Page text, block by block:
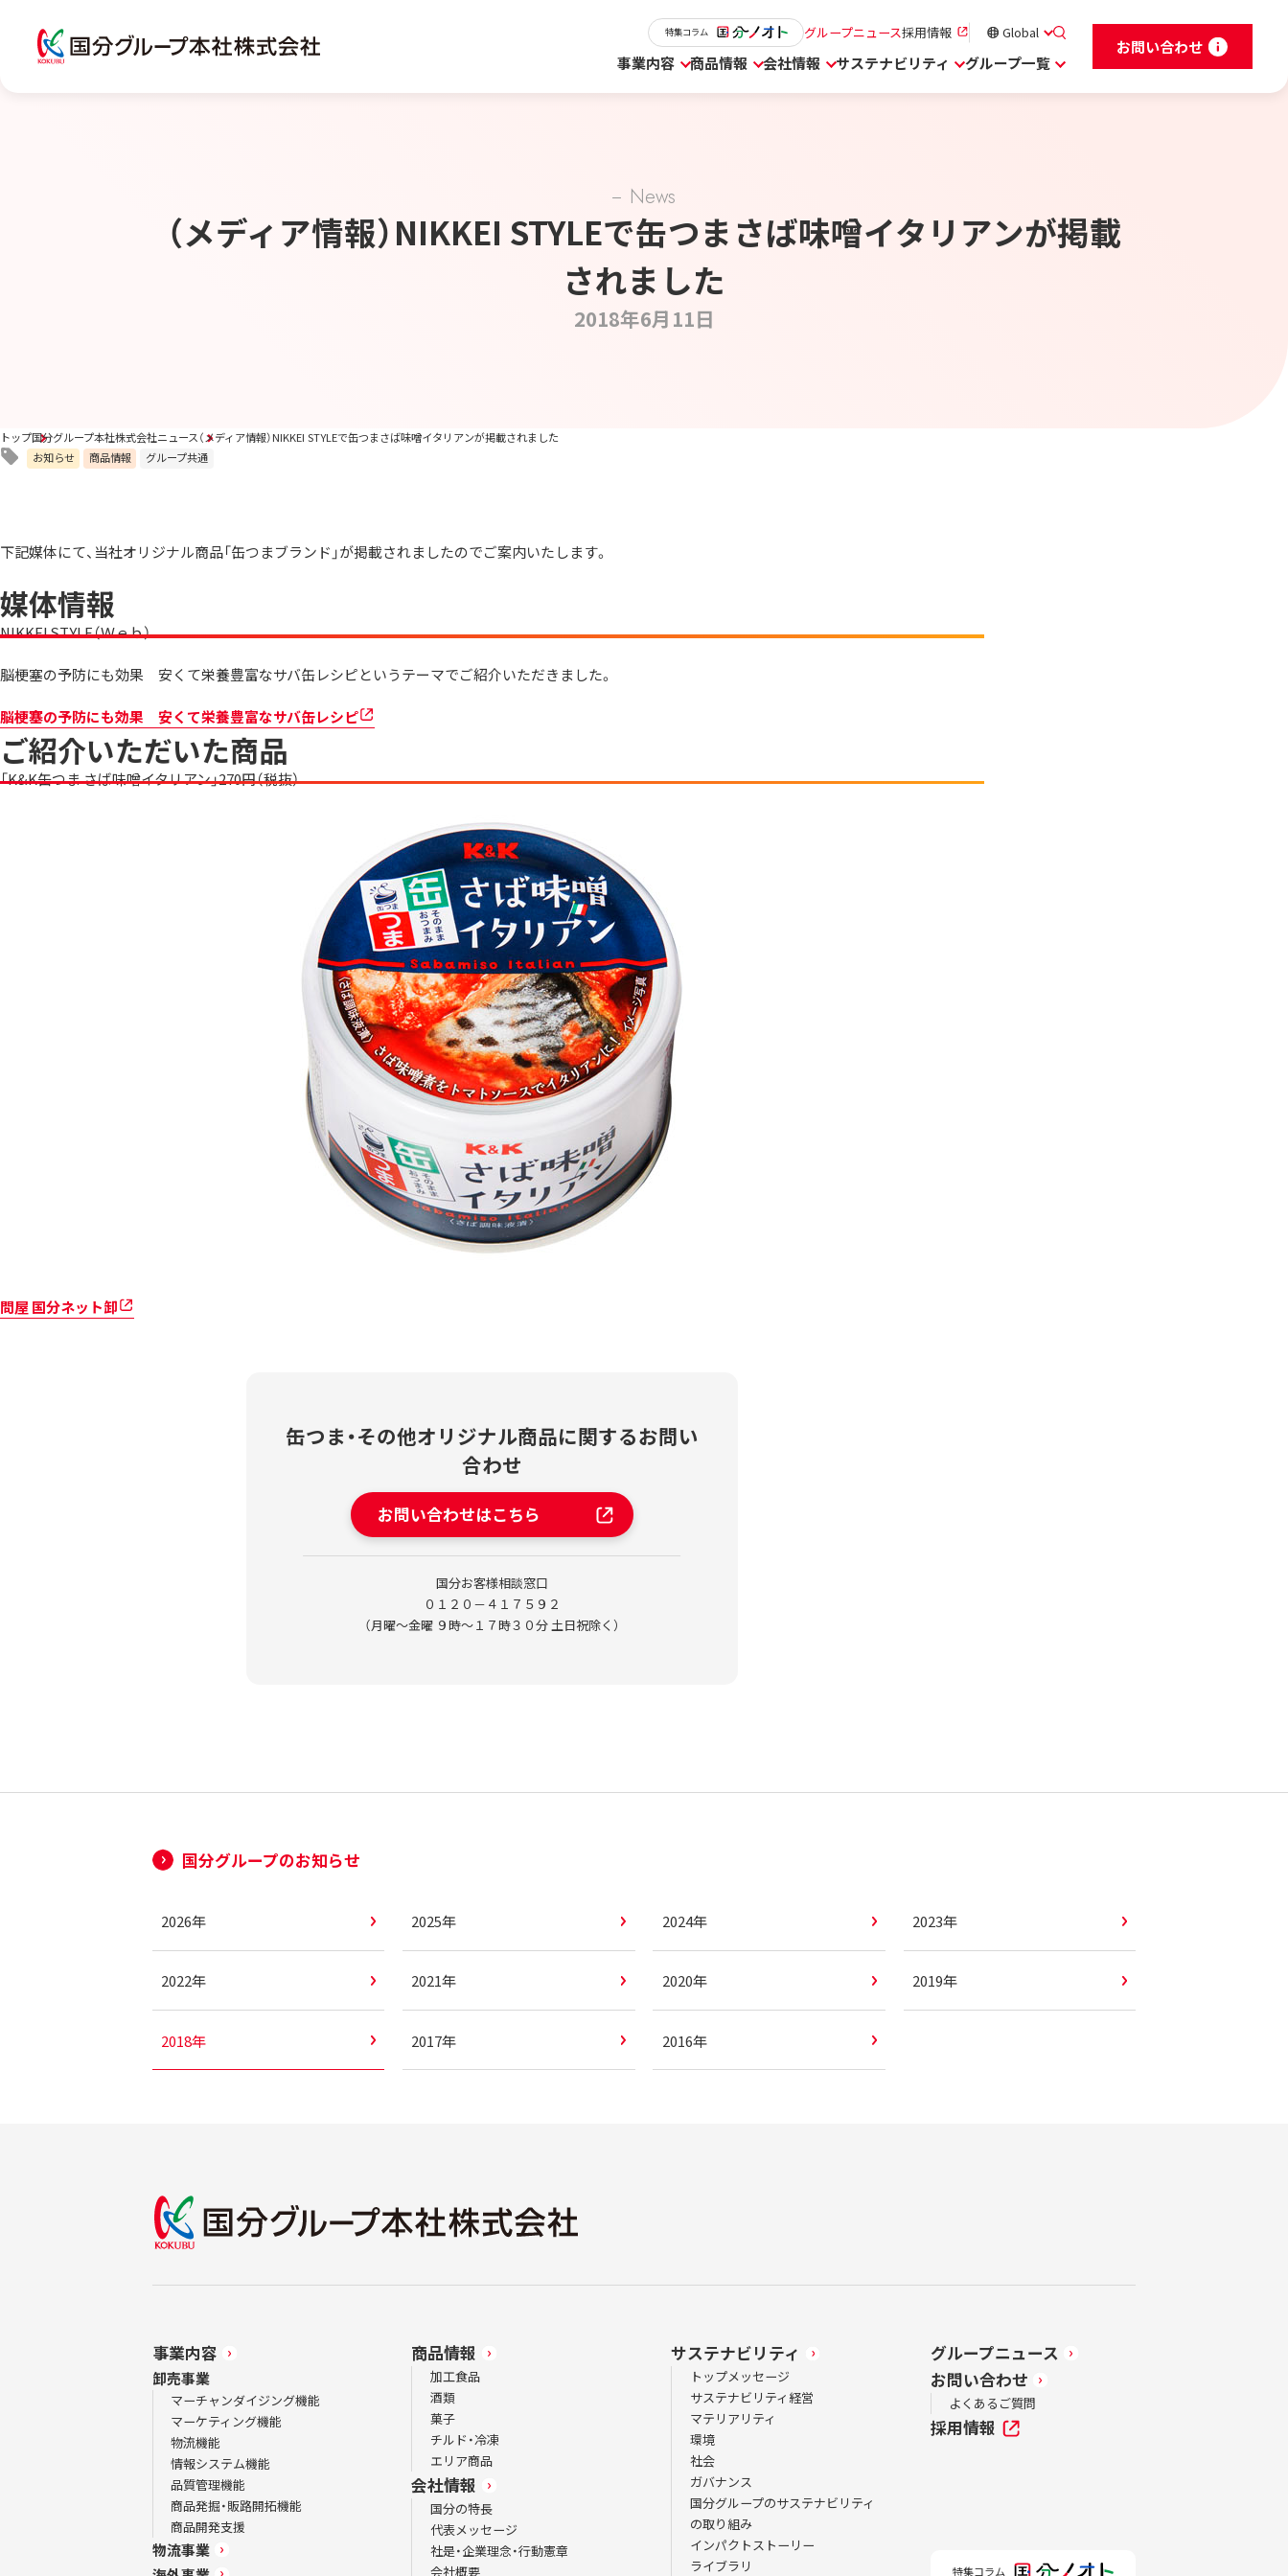
特集コラム グループニュース採用情報 Global
事業内容 商品情報 会社情報 サステナビリティ グループ一覧
お問い合わせ
News
（メディア情報）NIKKEI STYLEで缶つまさば味噌イタリアンが掲載
されました
2018年6月11日
トップ国分グループ本社株式会社ニュース（メディア情報）NIKKEI STYLEで缶つまさば味噌イタリアンが掲載されました
お知らせ
商品情報 グループ共通
下記媒体にて、当社オリジナル商品「缶つまブランド」が掲載されましたのでご案内いたします。
媒体情報
NIKKEI STYLE（Ｗｅｂ）
脳梗塞の予防にも効果 安くて栄養豊富なサバ缶レシピというテーマでご紹介いただきました。
脳梗塞の予防にも効果 安くて栄養豊富なサバ缶レシピ
ご紹介いただいた商品
「K&K缶つま さば味噌イタリアン」270円（税抜）
問屋 国分ネット卸
缶つま・その他オリジナル商品に関するお問い
合わせ
お問い合わせはこちら
国分お客様相談窓口
０１２０－４１７５９２
（月曜～金曜 ９時～１７時３０分 土日祝除く）
国分グループのお知らせ
2026年 2025年 2024年 2023年
2022年 2021年 2020年 2019年
2018年 2017年 2016年
事業内容
卸売事業
マーチャンダイジング機能
マーケティング機能
物流機能
情報システム機能
品質管理機能
商品発掘・販路開拓機能
商品開発支援
物流事業
商品情報
加工食品
酒類
菓子
チルド・冷凍
エリア商品
会社情報
国分の特長
代表メッセージ
社是・企業理念・行動憲章
会社概要
サステナビリティ
トップメッセージ
サステナビリティ経営
マテリアリティ
環境
社会
ガバナンス
国分グループのサステナビリティ
の取り組み
インパクトストーリー
ライブラリ
グループニュース
お問い合わせ
よくあるご質問
採用情報
特集コラム